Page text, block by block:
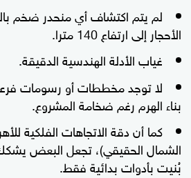
لم يتم اكتشاف أي منحدر ضخم
الأحجار إلى ارتفاع 140 مترا.
غياب الأدلة الهندسية الدقيقة.
لا توجد مخططات أو رسومات
بناء الهرم رغم ضخامة المشروع.
كما أن دقة الاتجاهات الفلكية
الشمال الحقيقي)، تجعل البعض
بُنيت بأدوات بدائية فقط.